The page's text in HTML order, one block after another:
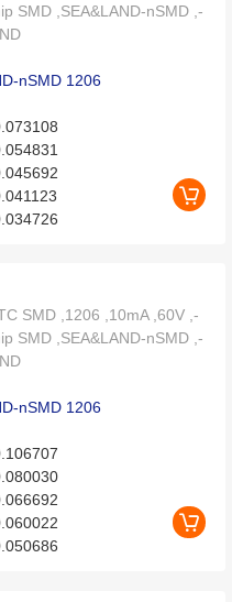
SMD ,SEA&LAND-nSMD ,-
nSMD 1206
SMD ,1206 ,10mA ,60V ,-
SMD ,SEA&LAND-nSMD ,-
nSMD 1206